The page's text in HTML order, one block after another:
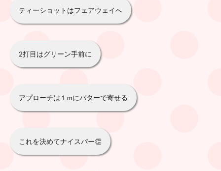
ティーショットはフェアウェイへ
2打目はグリーン手前に
アプローチは１mにパターで寄せる
これを決めてナイスパー👏